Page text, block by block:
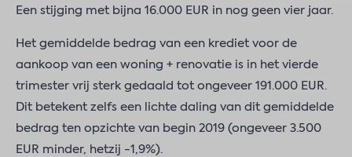
Een stijging met bijna 16.000 EUR in nog geen vier jaar.
Het gemiddelde bedrag van een krediet voor de
aankoop van een woning + renovatie is in het vierde
trimester vrij sterk gedaald tot ongeveer 191.000 EUR.
Dit betekent zelfs een lichte daling van dit gemiddelde
bedrag ten opzichte van begin 2019 (ongeveer 3.500
EUR minder, hetzij -1,9%).